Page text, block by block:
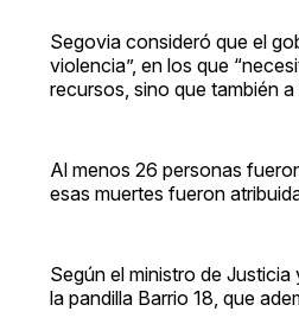
Segovia consideró que el
violencia”, en los que
recursos, sino que también
Al menos 26 personas
esas muertes fueron
Según el ministro de
la pandilla Barrio 18, que